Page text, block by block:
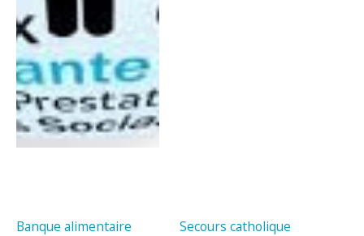
Banque alimentaire Secours catholique